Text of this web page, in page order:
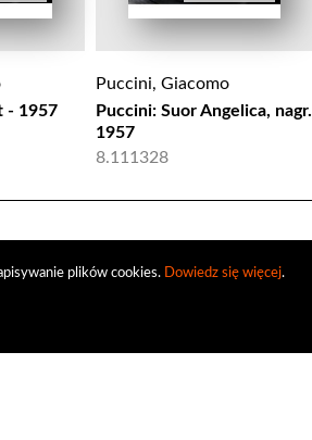
plików cookies. Dowiedz się więcej.
- 1957
Puccini, Giacomo
Puccini: Suor Angelica, nagr.
1957
8.111328